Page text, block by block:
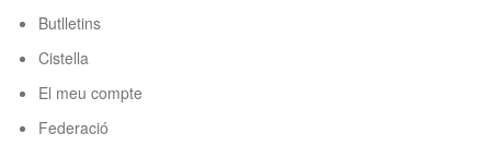
Butlletins
Cistella
El meu compte
Federació